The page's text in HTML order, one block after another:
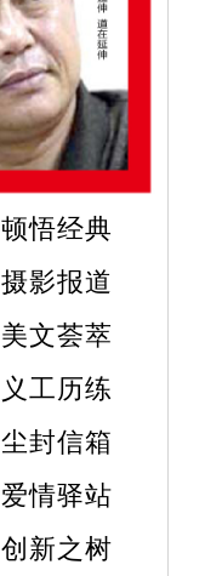
顿悟经典
摄影报道
美文荟萃
义工历练
尘封信箱
爱情驿站
创新之树